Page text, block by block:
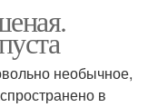
необычное,
в